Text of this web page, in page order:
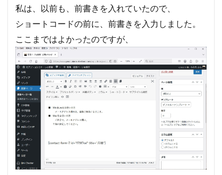
私は、以前も、前書きを入れていたので、
ショートコードの前に、前書きを入力しました。
ここまではよかったのですが、